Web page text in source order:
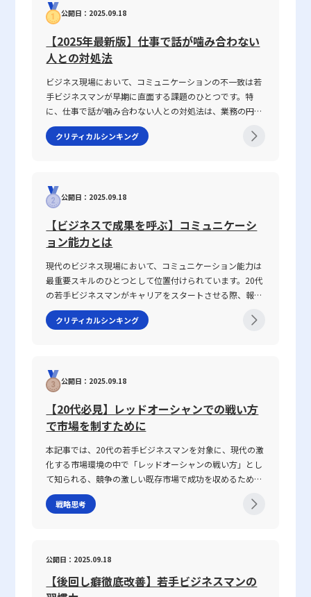
にとって、セキュリティ対策は単なる技術的な問題にとどまらず、
ビジネスの信頼性やブランド価値の向上にも直接関わる重要な課題
です。今後、情報漏洩や不正アクセスといったサイバー攻撃のリス
クがさらに高度化する中で、レピュテーションをはじめとする多角
的なセキュリティ対策の理解と適切な運用が求められるでしょう。
最先端の技術情報と実践的な対策を常に学習し、企業全体の安全性
を高めるための積極的な取り組みが、今後のビジネス成功の鍵とな
るに違いありません。
は、明確なフィードバックループを設け、評価結果が個々のキャリ
アアップや組織改善に反映されるようなシステム構築が求められま
定量目標と定性目標という二種類のアプローチが存在します。定量
目標は、例えば「月間売上○○万円」「新規契約数○件」など、明
確に数値で表現できる具体的な目標を設定します。そのメリット
は、目標達成の進捗を具体的な数字で測定でき、業績改善のための
施策の効果が一目瞭然になる点にあります。また、関係者全員が同
じ指標を共有できるため、組織全体の連携が取りやすくなるのも大
きな利点です。 一方、定性目標は、数値化が困難な「質」に焦点
風土を改善するための目標設定として有効です。ただし、定性目標
は評価が主観に依存しやすい分、評価基準の明確化や、多面的なフ
ィードバックの仕組みが不可欠となります。また、定量的評価との
併用により、目標達成に向けたバランスの取れたアプローチが求め
いて、定量的評価と定性的評価のどちらも適用する場合、いくつか
の注意点が存在します。まず、評価者自身の主観が評価結果に強く
影響を及ぼさないよう、評価基準の標準化が必要です。このために
は、評価項目ごとに具体的な基準や尺度を設定し、全員が共通認識
を持つことが必須となります。さらに、定量的なデータと定性的な
るよう工夫が求められます。 また、評価結果をもとにしたフィー
ドバックは、単なる数値評価に留まらず、社員のキャリア形成や成
長促進に資するものであるべきです。そのため、定期的な面談や
1on1ミーティングの機会を設け、評価結果について対話を行うこ
とで、社員一人ひとりのモチベーション向上や業務改善につなげる
ことが可能となります。こうした取り組みは、組織全体のパフォー
マンス向上につながると同時に、社員の納得感を醸成し、長期的な
視点で企業の成長を支える重要な要素となります。 まとめ 以上、
いて、その基本概念、メリット・デメリット、ならびに実際のビジ
いう課題があります。一方、定性的評価は、数値化しにくい質的側
面を補完し、組織文化や社員の成長を評価する上で重要な役割を果
たすものの、評価者の主観が入りやすい点が留意すべき点です。し
標をバランスよく組み合わせ、短期的な市場の動向だけでなく、長
期的な企業成長の可能性や外部環境の変化を十分に考慮する必要が
あります。 まとめ 本記事では、ベータ値という指標の定義やその
算出方法、そして銘柄選びやリスク管理における利用方法について
詳しく解説してきました。ベータ値は、株価指数に対する個別銘柄
の感応度を示す数値として、市場全体との連動性を測る有用な指標
ですが、一方で過去のデータに依存するため、未来の動向を保証す
るものではありません。また、企業固有のリスクや市場環境の変化
には他のファンダメンタルズ指標との総合的な分析が求められま
投資目的に応じた銘柄選びを行うことが、成功への鍵となります。
また、上昇相場では高ベータ値銘柄が大きなリターンを期待できる
一方、下落局面ではリスクが顕在化するため、慎重な資金管理や損
切りルールの厳格な運用が不可欠です。このように、ベータ値の正
に努めることが、長期的な投資成功につながるでしょう。 さら
に、近年の市場環境の変化やテクノロジーの進展に伴い、今後もベ
ータ値を含むリスク評価の手法は進化していくと考えられます。そ
れに伴い、投資家自身も学び続け、最新の知識を取り入れる姿勢が
求められるでしょう。経済のグローバル化やデジタルトランスフォ
のベータ値の考え方をベースとしつつ、最新の市場動向や国際情
勢、さらには新たなリスク評価手法との併用を通じて、自らの投資
タ値は銘柄選定における有力な判断材料の一つですが、単独の指標
として万能ではない点に留意する必要があります。リスクとリター
ンのバランスを見極めるための一つのツールとして位置づけ、企業
の成長性、業界の動向、さらには世界経済全体の変化と合わせた多
角的な分析が、投資判断の精度向上に寄与することでしょう。今後
意味と限界を正しく把握し、実践的な投資戦略の構築に役立てるこ
とが重要です。
公開日：2025.09.18
【2025年最新版】仕事で話が噛み合わない
人との対処法
ビジネス現場において、コミュニケーションの不一致は若
手ビジネスマンが早期に直面する課題のひとつです。特
に、仕事で話が噛み合わない人との対処法は、業務の円滑
な遂行や信頼関係の構築に直結する重要なテーマです。
2025年の現代において、情報の多様化や働き方の変化が進
では、なぜ「話が噛み合わない状態」が生じるのか、その
原因と背景を整理するとともに、仕事で話が噛み合わない
マンが抱えるコミュニケーションギャップについて、論理
的思考を交えて解説し、実務で役立つヒントを提供しま
「話がかみ合わない状態」とは、意図や目的の認識のズ
レ、情報の伝達不足、さらには前提条件の違いにより、相
手と効果的なコミュニケーションが図れない状況を指しま
す。多くの場合、このような現象は一方的な問題ではな
く、双方の認識の不一致や話の抽象度が高すぎることから
わらないことが挙げられます。前提条件や目的が共有され
ていない場合、会話は容易に脱線し、誤解を生む原因とな
ります。さらに、個々の話し方の好みや知識量の違い、さ
らには一方の思考が整理されずに抽象的な言葉で表現され
る場合、双方の話の噛み合わなさは一層深刻になります。
話がかみ合わない現象は、単なるコミュニケーションのミ
スではなく、現代ビジネスにおける意思疎通の複雑さと密
接に関わっています。企業内の組織体制や情報共有の仕組
事で話が噛み合わない人との対処法を模索する上での鍵と
踏まえる必要があります。まず、会話の基本となる前提条
件を共有することが不可欠です。会議や打ち合わせの冒頭
で議論のゴールや目的、前提条件を再確認することで、話
クリティカルシンキング
公開日：2025.09.18
【ビジネスで成果を呼ぶ】コミュニケーシ
ョン能力とは
現代のビジネス現場において、コミュニケーション能力は
最重要スキルのひとつとして位置付けられています。20代
の若手ビジネスマンがキャリアをスタートさせる際、報
告・連絡・相談はもちろん、上司・部下、部署間、さらに
は対外の取引先との関係構築にもおいて、この能力は不可
構成要素、日々の実践方法、注意すべきポイントまで、専
門性の高い視点で徹底解説します。また、ICTツールが急
在する現代において、コミュニケーション能力がどのよう
に成果に結び付くのか、その背景と実践的な鍛え方につい
ミュニケーション能力とは、単に情報を伝えるだけではな
く、相手の反応を予測し、意思疎通を円滑にするための高
度なスキルを指します。ビジネスにおいては、報連相やプ
レゼンテーション、会議、さらにはオンラインツールを介
した対話など、多岐にわたるシーンで求められます。この
く、個人の素質と経験が複雑に絡み合っています。「ビジ
は、論理的思考、傾聴力、発信力といった要素を統合し、
クリティカルシンキング
公開日：2025.09.18
【20代必見】レッドオーシャンでの戦い方
で市場を制すために
本記事では、20代の若手ビジネスマンを対象に、現代の激
化する市場環境の中で「レッドオーシャンの戦い方」とし
て知られる、競争の激しい既存市場で成功を収めるための
戦略や心得について、最新の事例とともに解説します。グ
ローバル化が進み、テクノロジーの急速な発展や市場環境
注意点を体系的に整理しました。 レッドオーシャンとは
「レッドオーシャン」とは、既存市場における熾烈な競争
戦略思考
公開日：2025.09.18
【後回し癖徹底改善】若手ビジネスマンの